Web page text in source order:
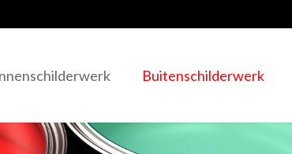
Buitenschilderwerk